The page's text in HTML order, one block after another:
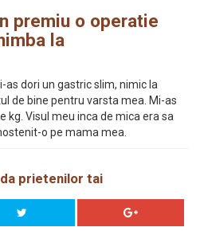
premiu o operatie
la
as dori un gastric slim, nimic la
de bine pentru varsta mea. Mi-as
kg. Visul meu inca de mica era sa
o pe mama mea.
prietenilor tai